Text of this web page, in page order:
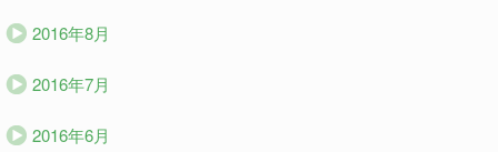
2016年8月
2016年7月
2016年6月